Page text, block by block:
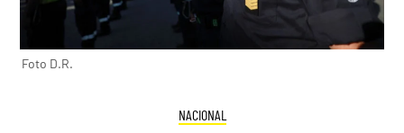
Foto D.R.
NACIONAL